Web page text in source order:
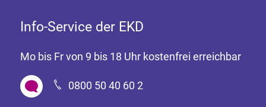
Info-Service der EKD
Mo bis Fr von 9 bis 18 Uhr kostenfrei erreichbar
0800 50 40 60 2